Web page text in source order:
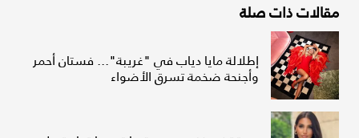
مقالات ذات صلة
إطلالة مايا دياب في "غريبة"... فستان أحمر
وأجنحة ضخمة تسرق الأضواء